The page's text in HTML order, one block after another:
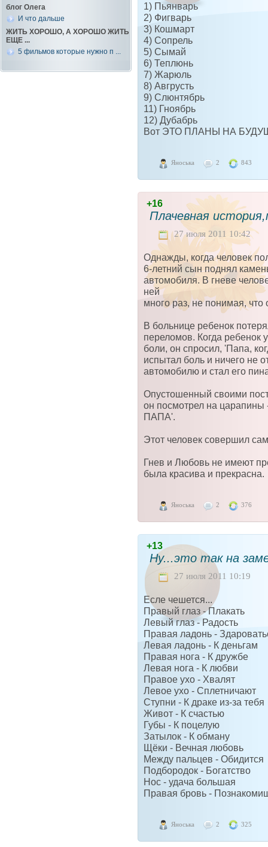
блог Олега
И что дальше
ЖИТЬ ХОРОШО, А ХОРОШО ЖИТЬ
ЕЩЕ ...
5 фильмов которые нужно п ...
1) Пьянварь
2) Фигварь
3) Кошмарт
4) Сопрель
5) Сымай
6) Теплюнь
7) Жарюль
8) Авгрусть
9) Слюнтябрь
11) Гноябрь
12) Дубабрь
Вот ЭТО ПЛАНЫ НА
Яноська 2 843
+16
Плачевная
27 июля 2011 10:42
Однажды, когда человек
6-летний сын поднял
автомобиля. В гневе
ней
много раз, не понимая,
В больнице ребенок
переломов. Когда ребенок
боли, он спросил, 'Папа,
испытал боль и ничего не
автомобилю и стал его
Опустошенный своими
он посмотрел на
ПАПА'.
Этот человек совершил
Гнев и Любовь не имеют
была красива и прекрасна.
Яноська 2 376
+13
Ну...это так на
27 июля 2011 10:19
Есле чешется...
Правый глаз - Плакать
Левый глаз - Радость
Правая ладонь -
Левая ладонь - К деньгам
Правая нога - К дружбе
Левая нога - К любви
Правое ухо - Хвалят
Левое ухо - Сплетничают
Ступни - К драке из-за тебя
Живот - К счастью
Губы - К поцелую
Затылок - К обману
Щёки - Вечная любовь
Между пальцев - Обидится
Подбородок - Богатство
Нос - удача большая
Правая бровь -
Яноська 2 325